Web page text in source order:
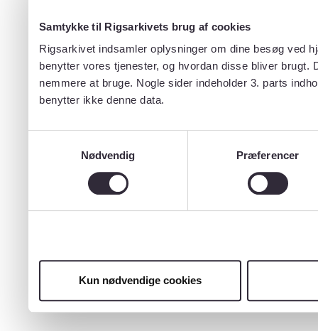
Samtykke til Rigsarkivets brug af cookies
Rigsarkivet indsamler oplysninger om dine besøg ved
benytter vores tjenester, og hvordan disse bliver
nemmere at bruge. Nogle sider indeholder 3. parts
benytter ikke denne data.
Nødvendig
Præferencer
Kun nødvendige cookies